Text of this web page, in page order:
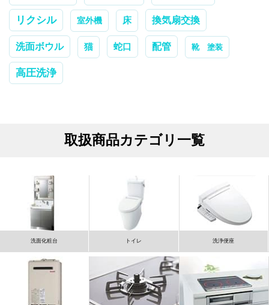
リクシル 室外機 床 換気扇交換
洗面ボウル 猫 蛇口 配管 靴 塗装
高圧洗浄
取扱商品カテゴリ一覧
洗面化粧台 トイレ 洗浄便座